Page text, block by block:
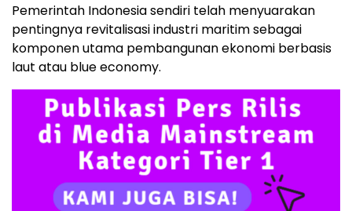
Pemerintah Indonesia sendiri telah menyuarakan
pentingnya revitalisasi industri maritim sebagai
komponen utama pembangunan ekonomi berbasis
laut atau blue economy.